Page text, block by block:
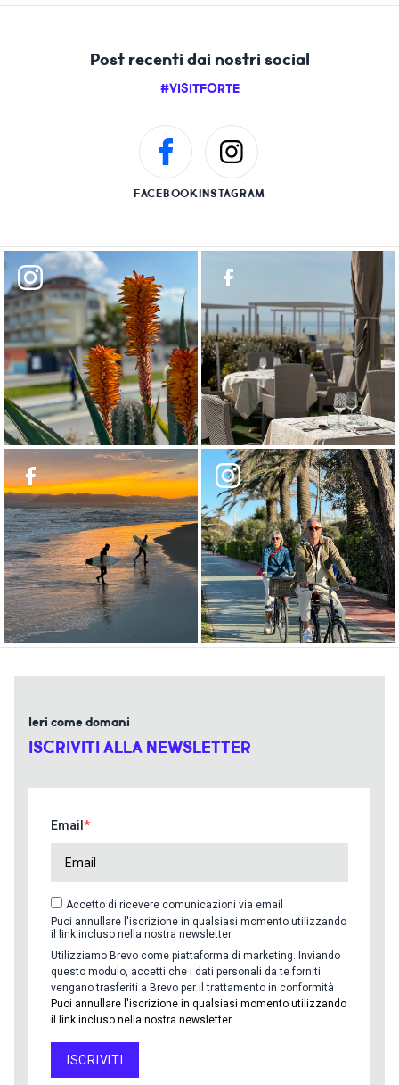
Post recenti dai nostri social
#VISITFORTE
FACEBOOKINSTAGRAM
Ieri come domani
ISCRIVITI ALLA NEWSLETTER
Email
Accetto di ricevere comunicazioni via email
Puoi annullare l'iscrizione in qualsiasi momento utilizzando
il link incluso nella nostra newsletter.
Utilizziamo Brevo come piattaforma di marketing. Inviando
questo modulo, accetti che i dati personali da te forniti
vengano trasferiti a Brevo per il trattamento in conformità
Puoi annullare l'iscrizione in qualsiasi momento utilizzando
il link incluso nella nostra newsletter.
ISCRIVITI